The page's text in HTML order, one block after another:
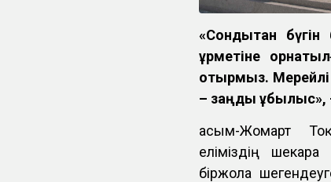
«Сондықтан
құрметіне
отырмыз.
– заңды құбылыс»,
Қасым-Жомарт
еліміздің
біржола